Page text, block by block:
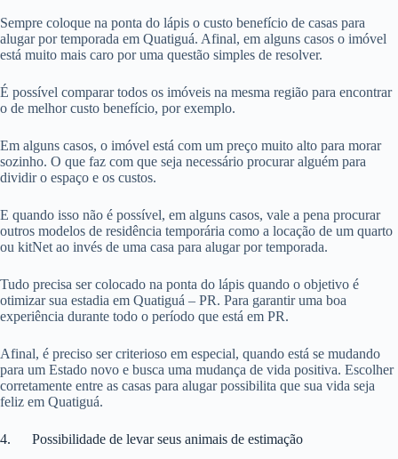
Sempre coloque na ponta do lápis o custo benefício de casas para
alugar por temporada em Quatiguá. Afinal, em alguns casos o imóvel
está muito mais caro por uma questão simples de resolver.
É possível comparar todos os imóveis na mesma região para encontrar
o de melhor custo benefício, por exemplo.
Em alguns casos, o imóvel está com um preço muito alto para morar
sozinho. O que faz com que seja necessário procurar alguém para
dividir o espaço e os custos.
E quando isso não é possível, em alguns casos, vale a pena procurar
outros modelos de residência temporária como a locação de um quarto
ou kitNet ao invés de uma casa para alugar por temporada.
Tudo precisa ser colocado na ponta do lápis quando o objetivo é
otimizar sua estadia em Quatiguá – PR. Para garantir uma boa
experiência durante todo o período que está em PR.
Afinal, é preciso ser criterioso em especial, quando está se mudando
para um Estado novo e busca uma mudança de vida positiva. Escolher
corretamente entre as casas para alugar possibilita que sua vida seja
feliz em Quatiguá.
4. Possibilidade de levar seus animais de estimação